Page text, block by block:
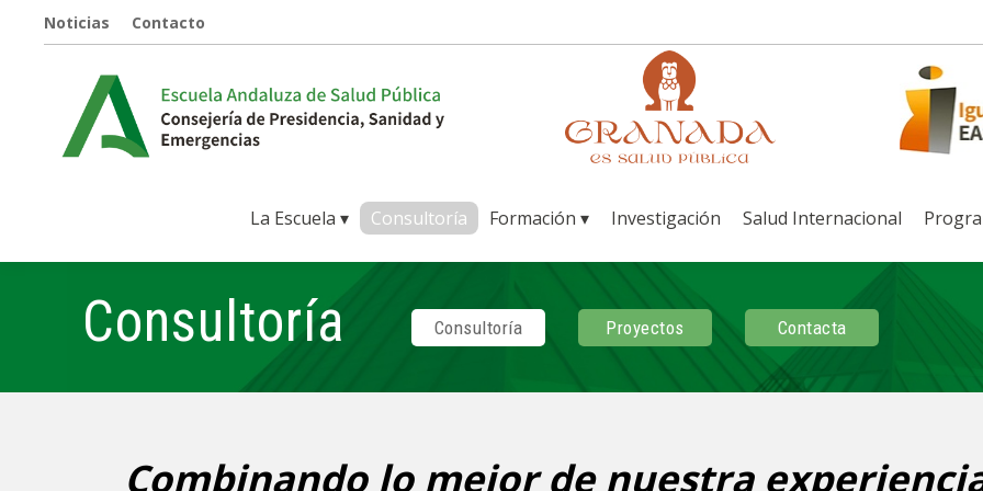
Noticias Contacto
La Escuela ▾ Consultoría Formación ▾ Investigación Salud Internacional
Consultoría Consultoría Proyectos Contacta
Combinando lo mejor de nuestra